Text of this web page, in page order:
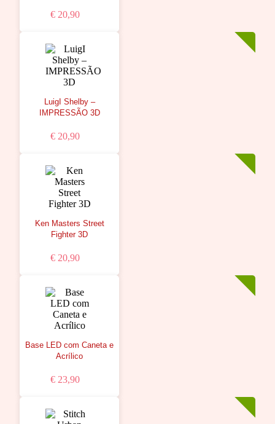
€ 20,90
LuigI Shelby –
IMPRESSÃO 3D
€ 20,90
Ken Masters Street
Fighter 3D
€ 20,90
Base LED com Caneta e
Acrílico
€ 23,90